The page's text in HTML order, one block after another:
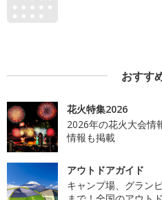
おすす
花火特集2026
2026年の花火大会情
情報も掲載
アウトドアガイド
キャンプ場、グラン